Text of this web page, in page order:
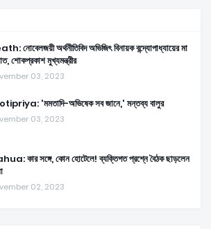
নোবেলজয়ী অর্থনীতিবিদ অভিজিৎ বিনায়ক বন্দ্যোপাধ্যায়ের মা
শোকপ্রকাশ মুখ্যমন্ত্রীর
03, 2023
'মমতাদি-অভিষেক সব জানে,' মন্তব্য বালুর
03, 2023
কার সঙ্গে, কোন হোটেলে! ব্যক্তিগত প্রশ্নে বৈঠক ছাড়লেন
02, 2023